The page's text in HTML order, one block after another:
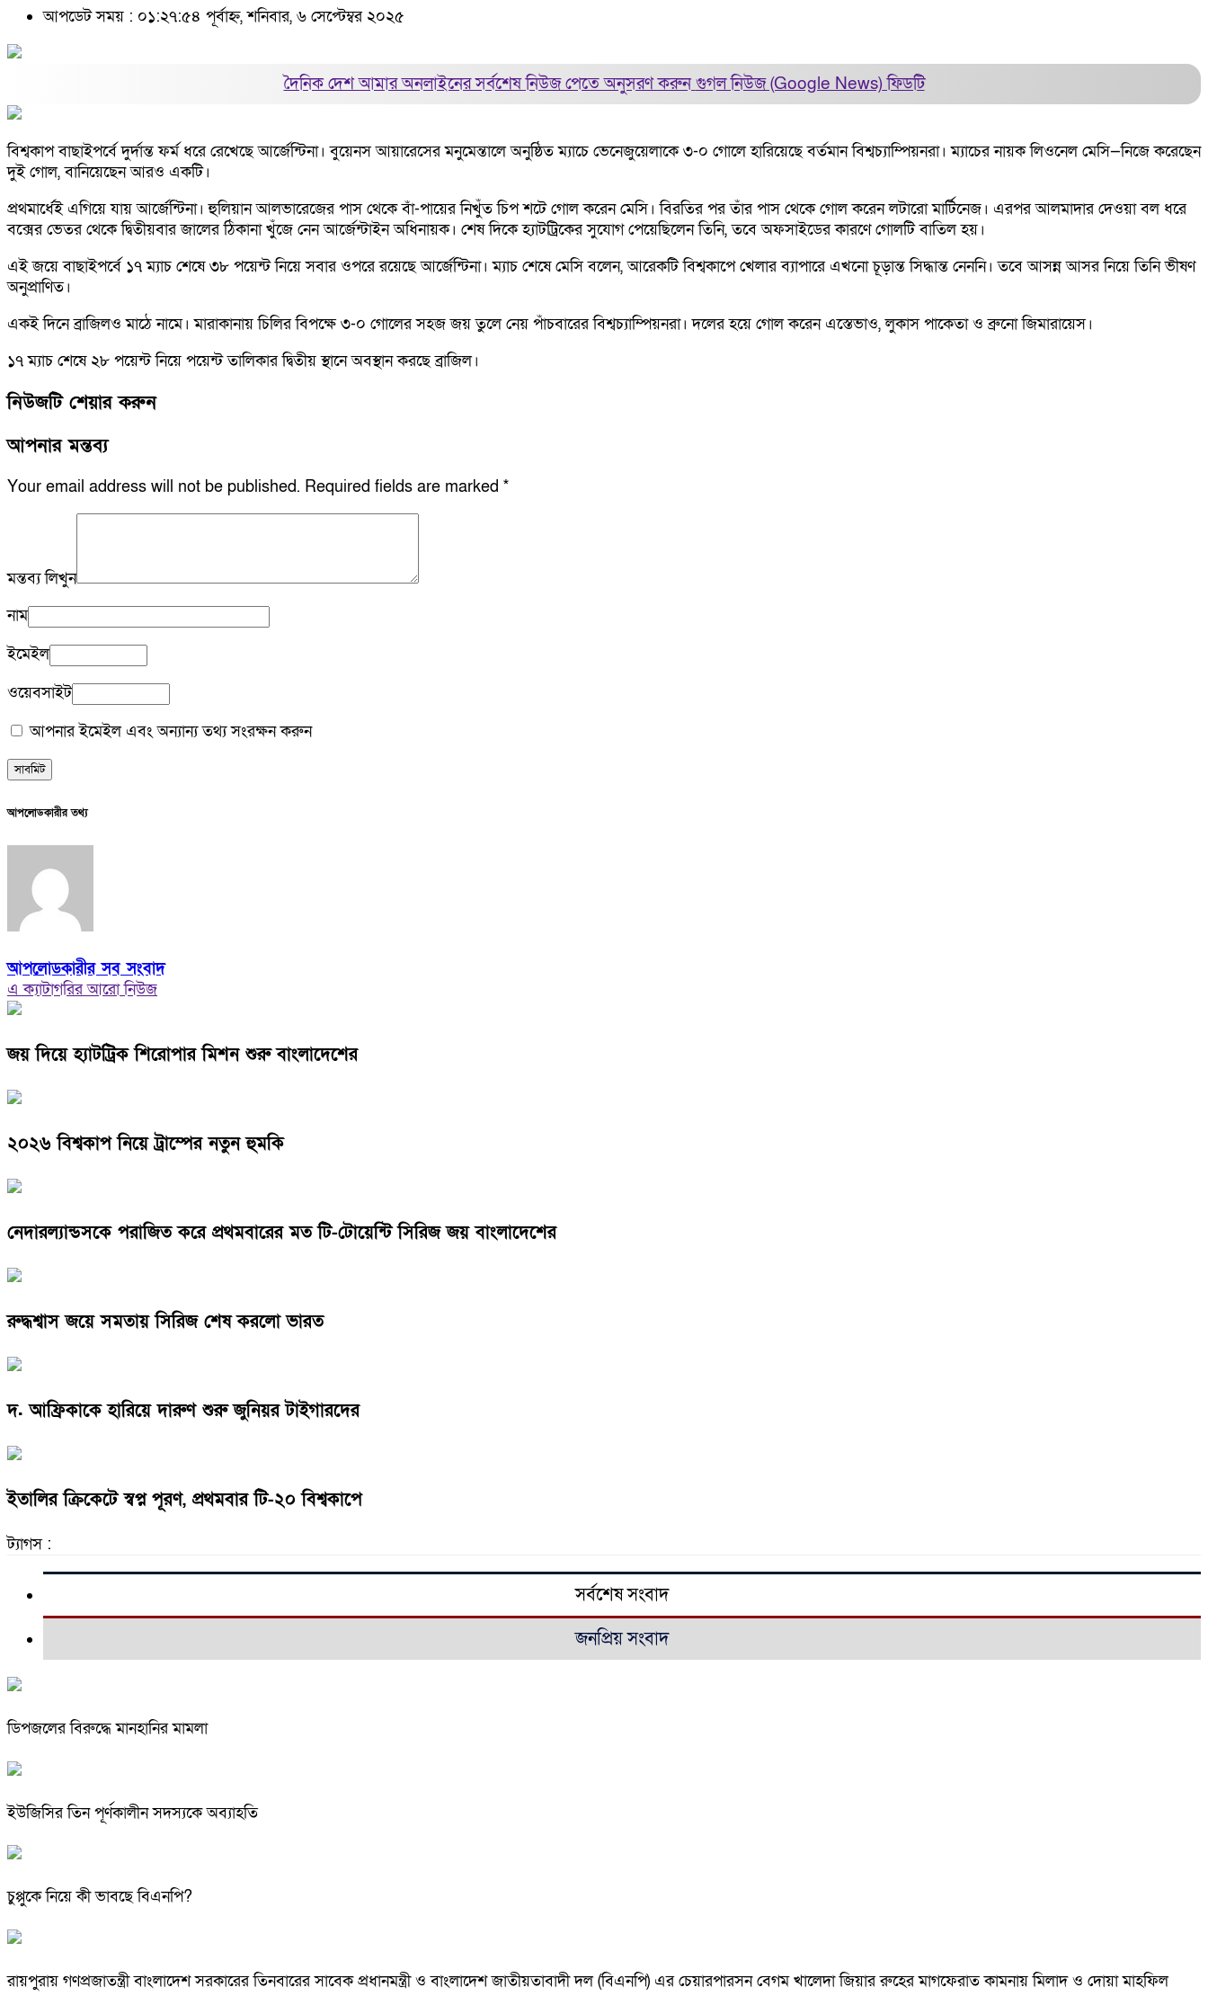
আপডেট সময় : ০১:২৭:৫৪ পূর্বাহ্ন, শনিবার, ৬ সেপ্টেম্বর ২০২৫
দৈনিক দেশ আমার অনলাইনের সর্বশেষ নিউজ পেতে অনুসরণ করুনগুগল নিউজ (Google News)ফিডটি
বিশ্বকাপ বাছাইপর্বে দুর্দান্ত ফর্ম ধরে রেখেছে আর্জেন্টিনা। বুয়েনস আয়ারেসের মনুমেন্তালে অনুষ্ঠিত ম্যাচে ভেনেজুয়েলাকে ৩-০ গোলে হারিয়েছে বর্তমান বিশ্বচ্যাম্পিয়নরা। ম্যাচের নায়ক লিওনেল মেসি—নিজে করেছেন
দুই গোল, বানিয়েছেন আরও একটি।
প্রথমার্ধেই এগিয়ে যায় আর্জেন্টিনা। হুলিয়ান আলভারেজের পাস থেকে বাঁ-পায়ের নিখুঁত চিপ শটে গোল করেন মেসি। বিরতির পর তাঁর পাস থেকে গোল করেন লটারো মার্টিনেজ। এরপর আলমাদার দেওয়া বল ধরে
বক্সের ভেতর থেকে দ্বিতীয়বার জালের ঠিকানা খুঁজে নেন আর্জেন্টাইন অধিনায়ক। শেষ দিকে হ্যাটট্রিকের সুযোগ পেয়েছিলেন তিনি, তবে অফসাইডের কারণে গোলটি বাতিল হয়।
এই জয়ে বাছাইপর্বে ১৭ ম্যাচ শেষে ৩৮ পয়েন্ট নিয়ে সবার ওপরে রয়েছে আর্জেন্টিনা। ম্যাচ শেষে মেসি বলেন, আরেকটি বিশ্বকাপে খেলার ব্যাপারে এখনো চূড়ান্ত সিদ্ধান্ত নেননি। তবে আসন্ন আসর নিয়ে তিনি ভীষণ
অনুপ্রাণিত।
একই দিনে ব্রাজিলও মাঠে নামে। মারাকানায় চিলির বিপক্ষে ৩-০ গোলের সহজ জয় তুলে নেয় পাঁচবারের বিশ্বচ্যাম্পিয়নরা। দলের হয়ে গোল করেন এস্তেভাও, লুকাস পাকেতা ও ব্রুনো জিমারায়েস।
১৭ ম্যাচ শেষে ২৮ পয়েন্ট নিয়ে পয়েন্ট তালিকার দ্বিতীয় স্থানে অবস্থান করছে ব্রাজিল।
নিউজটি শেয়ার করুন
আপনার মন্তব্য
Your email address will not be published. Required fields are marked *
মন্তব্য লিখুন
নাম
ইমেইল
ওয়েবসাইট
আপনার ইমেইল এবং অন্যান্য তথ্য সংরক্ষন করুন
আপলোডকারীর তথ্য
আপলোডকারীর সব সংবাদ
এ ক্যাটাগরির আরো নিউজ
জয় দিয়ে হ্যাটট্রিক শিরোপার মিশন শুরু বাংলাদেশের
২০২৬ বিশ্বকাপ নিয়ে ট্রাম্পের নতুন হুমকি
নেদারল্যান্ডসকে পরাজিত করে প্রথমবারের মত টি-টোয়েন্টি সিরিজ জয় বাংলাদেশের
রুদ্ধশ্বাস জয়ে সমতায় সিরিজ শেষ করলো ভারত
দ. আফ্রিকাকে হারিয়ে দারুণ শুরু জুনিয়র টাইগারদের
ইতালির ক্রিকেটে স্বপ্ন পূরণ, প্রথমবার টি-২০ বিশ্বকাপে
ট্যাগস :
সর্বশেষ সংবাদ
জনপ্রিয় সংবাদ
ডিপজলের বিরুদ্ধে মানহানির মামলা
ইউজিসির তিন পূর্ণকালীন সদস্যকে অব্যাহতি
চুপ্পুকে নিয়ে কী ভাবছে বিএনপি?
রায়পুরায় গণপ্রজাতন্ত্রী বাংলাদেশ সরকারের তিনবারের সাবেক প্রধানমন্ত্রী ও বাংলাদেশ জাতীয়তাবাদী দল (বিএনপি) এর চেয়ারপারসন বেগম খালেদা জিয়ার রুহের মাগফেরাত কামনায় মিলাদ ও দোয়া মাহফিল